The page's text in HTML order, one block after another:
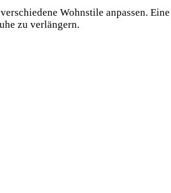
Wohnstile anpassen.
zu verlängern.